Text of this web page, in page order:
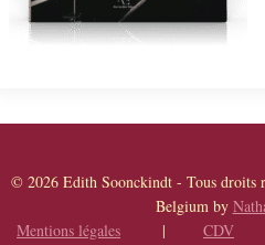
© 2026 Edith Soonckindt - Tous
Belgium by
Mentions légales | CDV